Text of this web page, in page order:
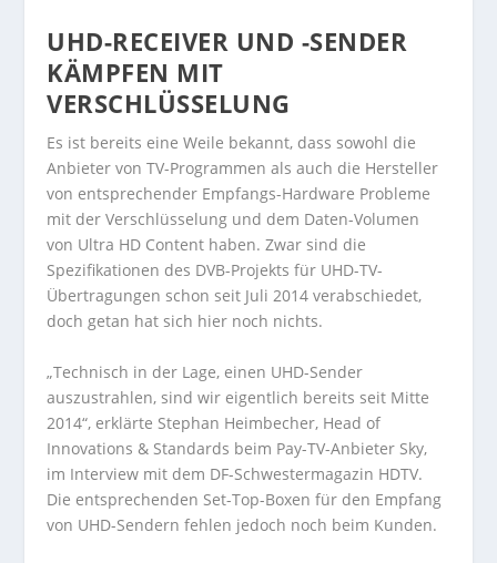
UHD-RECEIVER UND -SENDER
KÄMPFEN MIT
VERSCHLÜSSELUNG
Es ist bereits eine Weile bekannt, dass sowohl die
Anbieter von TV-Programmen als auch die Hersteller
von entsprechender Empfangs-Hardware Probleme
mit der Verschlüsselung und dem Daten-Volumen
von Ultra HD Content haben. Zwar sind die
Spezifikationen des DVB-Projekts für UHD-TV-
Übertragungen schon seit Juli 2014 verabschiedet,
doch getan hat sich hier noch nichts.
„Technisch in der Lage, einen UHD-Sender
auszustrahlen, sind wir eigentlich bereits seit Mitte
2014“, erklärte Stephan Heimbecher, Head of
Innovations & Standards beim Pay-TV-Anbieter Sky,
im Interview mit dem DF-Schwestermagazin HDTV.
Die entsprechenden Set-Top-Boxen für den Empfang
von UHD-Sendern fehlen jedoch noch beim Kunden.